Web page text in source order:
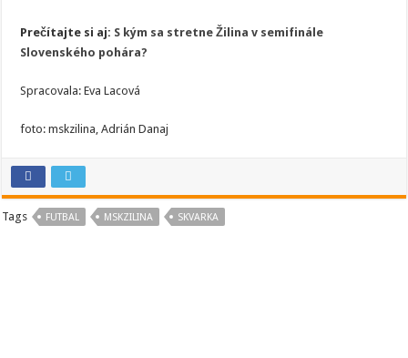
Prečítajte si aj: S kým sa stretne Žilina v semifinále
Slovenského pohára?
Spracovala: Eva Lacová
foto: mskzilina, Adrián Danaj
Tags FUTBAL MSKZILINA SKVARKA